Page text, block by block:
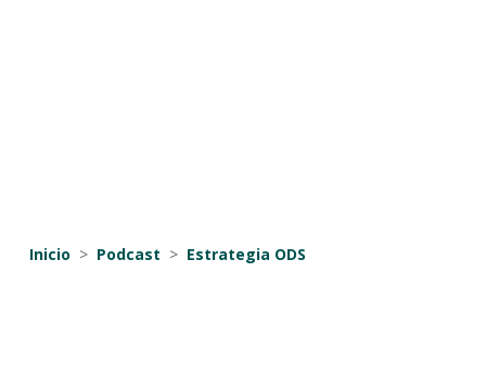
Inicio > Podcast > Estrategia ODS